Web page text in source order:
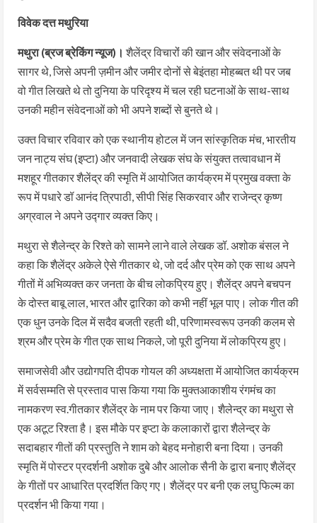
विवेक दत्त मथुरिया
मथुरा (ब्रज ब्रेकिंग न्यूज)। शैलेंद्र विचारोंं की खान और संवेदनाओं के
सागर थे, जिसे अपनी ज़मीन और जमीर दोनों से बेइंतहा मोहब्बत थी पर जब
वो गीत लिखते थे तो दुनिया के परिदृश्य में चल रही घटनाओं के साथ-साथ
उनकी महीन संवेदनाओं को भी अपने शब्दों से बुनते थे।
उक्त विचार रविवार को एक स्थानीय होटल में जन सांस्कृतिक मंच, भारतीय
जन नाट्य संघ (इप्टा) और जनवादी लेखक संघ के संयुक्त तत्वावधान में
मशहूर गीतकार शैलेंद्र की स्मृति में आयोजित कार्यक्रम में प्रमुख वक्ता के
रूप में पधारे डॉ आनंद त्रिपाठी, सीपी सिंह सिकरवार और राजेन्द्र कृष्ण
अग्रवाल ने अपने उद्गार व्यक्त किए।
मथुरा से शैलेन्द्र के रिश्ते को सामने लाने वाले लेखक डॉ. अशोक बंसल ने
कहा कि शैलेंद्र अकेले ऐसे गीतकार थे, जो दर्द और प्रेम को एक साथ अपने
गीतों में अभिव्यक्त कर जनता के बीच लोकप्रिय हुए। शैलेंद्र अपने बचपन
के दोस्त बाबू लाल, भारत और द्वारिका को कभी नहीं भूल पाए। लोक गीत की
एक धुन उनके दिल में सदैव बजती रहती थी, परिणामस्वरूप उनकी कलम से
श्रम और प्रेम के गीत एक साथ निकले, जो पूरी दुनिया में लोकप्रिय हुए।
समाजसेवी और उद्योगपति दीपक गोयल की अध्यक्षता में आयोजित कार्यक्रम
में सर्वसम्मति से प्रस्ताव पास किया गया कि मुक्तआकाशीय रंगमंच का
नामकरण स्व.गीतकार शैलेंद्र के नाम पर किया जाए। शैलेन्द्र का मथुरा से
एक अटूट रिश्ता है। इस मौके पर इप्टा के कलाकारों द्वारा शैलेन्द्र के
सदाबहार गीतों की प्रस्तुति ने शाम को बेहद मनोहारी बना दिया। उनकी
स्मृति में पोस्टर प्रदर्शनी अशोक दुबे और आलोक सैनी के द्वारा बनाए शैलेंद्र
के गीतों पर आधारित प्रदर्शित किए गए। शैलेंद्र पर बनी एक लघु फिल्म का
प्रदर्शन भी किया गया।